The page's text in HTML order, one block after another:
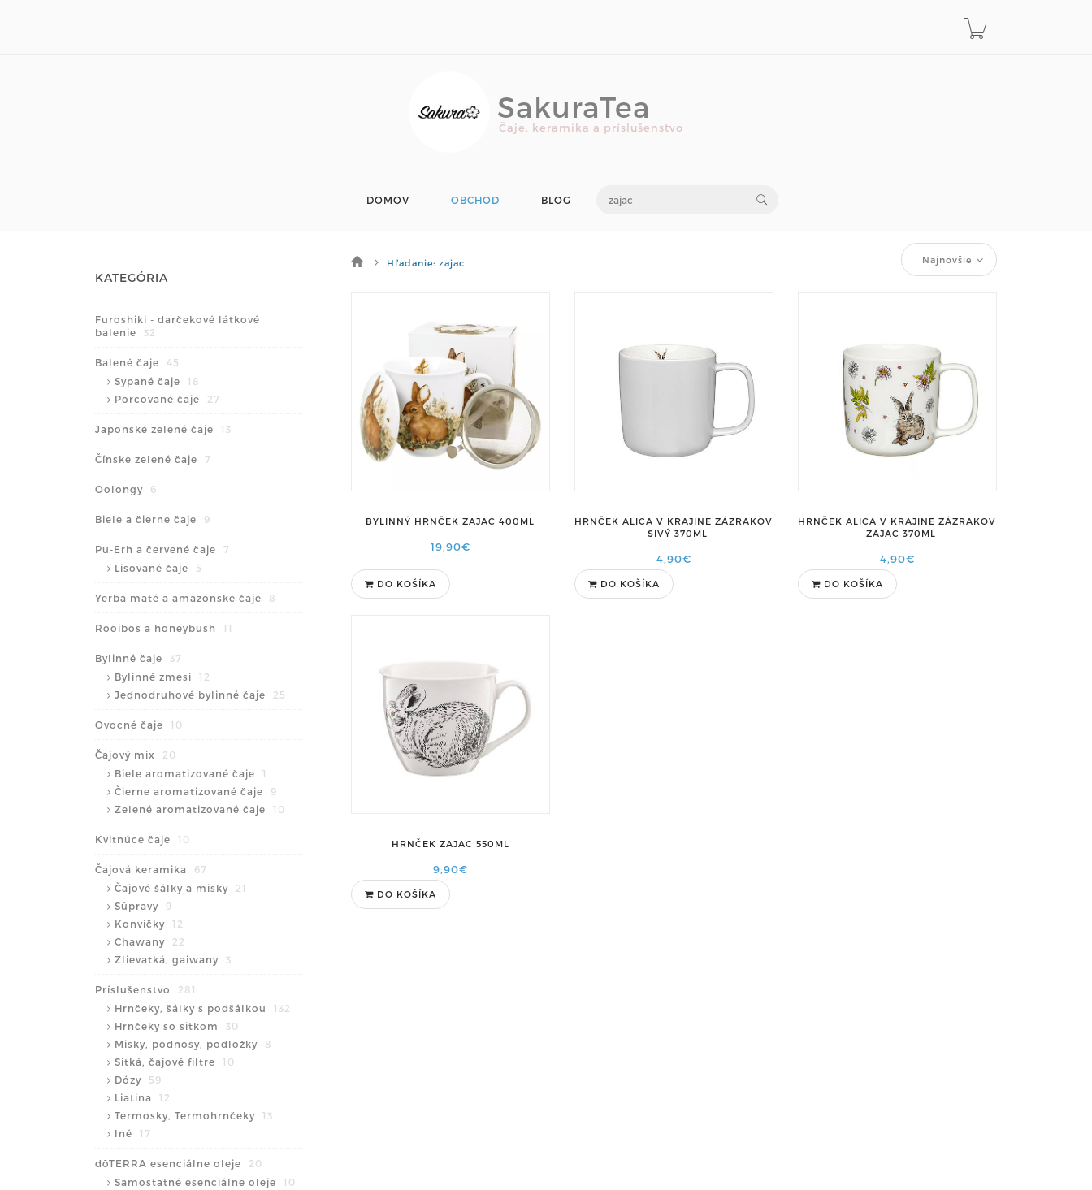
SakuraTea
Čaje, keramika a príslušenstvo
DOMOV OBCHOD BLOG
KATEGÓRIA
Furoshiki - darčekové látkové
balenie
32
Balené čaje
45
Sypané čaje
18
Porcované čaje
27
Japonské zelené čaje 13
Čínske zelené čaje 7
Oolongy 6
Biele a čierne čaje 9
Pu-Erh a červené čaje
7
Lisované čaje
5
Yerba maté a amazónske čaje 8
Rooibos a honeybush 11
Bylinné čaje
37
Bylinné zmesi
12
Jednodruhové bylinné čaje
25
Ovocné čaje 10
Čajový mix
20
Biele aromatizované čaje
1
Čierne aromatizované čaje
9
Zelené aromatizované čaje
10
Kvitnúce čaje 10
Čajová keramika
67
Čajové šálky a misky
21
Súpravy
9
Konvičky
12
Chawany
22
Zlievatká, gaiwany
3
Príslušenstvo
281
Hrnčeky, šálky s podšálkou
132
Hrnčeky so sitkom
30
Misky, podnosy, podložky
8
Sitká, čajové filtre
10
Dózy
59
Liatina
12
Termosky, Termohrnčeky
13
Iné
17
dōTERRA esenciálne oleje
20
Samostatné esenciálne oleje
10
Hľadanie: zajac Najnovšie
BYLINNÝ HRNČEK ZAJAC 400ML
19,90€
DO KOŠÍKA
HRNČEK ALICA V KRAJINE ZÁZRAKOV
- SIVÝ 370ML
4,90€
DO KOŠÍKA
HRNČEK ALICA V KRAJINE ZÁZRAKOV
- ZAJAC 370ML
4,90€
DO KOŠÍKA
HRNČEK ZAJAC 550ML
9,90€
DO KOŠÍKA